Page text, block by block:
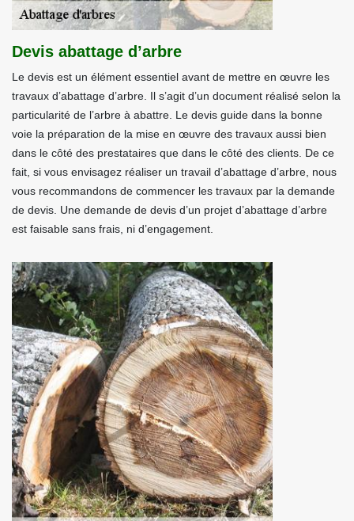
Devis abattage d’arbre
Le devis est un élément essentiel avant de mettre en œuvre les
travaux d’abattage d’arbre. Il s’agit d’un document réalisé selon la
particularité de l’arbre à abattre. Le devis guide dans la bonne
voie la préparation de la mise en œuvre des travaux aussi bien
dans le côté des prestataires que dans le côté des clients. De ce
fait, si vous envisagez réaliser un travail d’abattage d’arbre, nous
vous recommandons de commencer les travaux par la demande
de devis. Une demande de devis d’un projet d’abattage d’arbre
est faisable sans frais, ni d’engagement.